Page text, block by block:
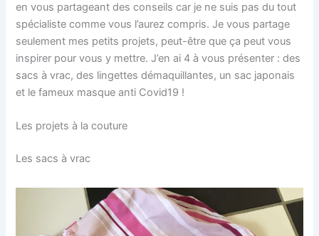
en vous partageant des conseils car je ne suis pas du tout
spécialiste comme vous l’aurez compris. Je vous partage
seulement mes petits projets, peut-être que ça peut vous
inspirer pour vous y mettre. J’en ai 4 à vous présenter : des
sacs à vrac, des lingettes démaquillantes, un sac japonais
et le fameux masque anti Covid19 !
Les projets à la couture
Les sacs à vrac